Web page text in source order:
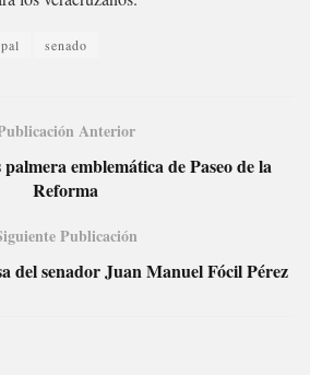
senado
Anterior
emblemática de Paseo de la
Reforma
Publicación
del senador Juan Manuel Fócil Pérez